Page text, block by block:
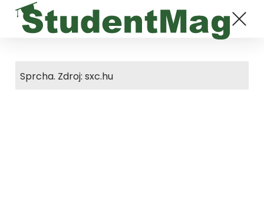
Sprcha. Zdroj: sxc.hu